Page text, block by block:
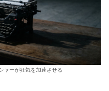
ャーが狂気を加速させる